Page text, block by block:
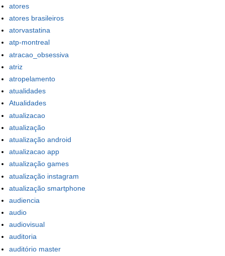
atores
atores brasileiros
atorvastatina
atp-montreal
atracao_obsessiva
atriz
atropelamento
atualidades
Atualidades
atualizacao
atualização
atualização android
atualizacao app
atualização games
atualização instagram
atualização smartphone
audiencia
audio
audiovisual
auditoria
auditório master